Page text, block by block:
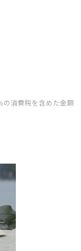
消費税を含めた金額